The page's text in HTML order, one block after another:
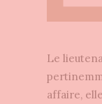
Le
affaire,